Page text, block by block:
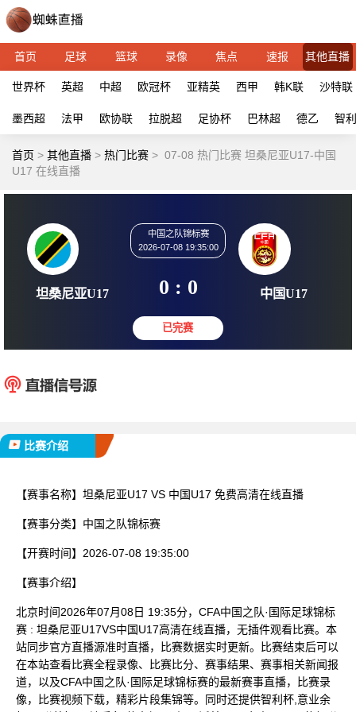
首页 足球 篮球 录像 焦点 速报 其他直播
世界杯 英超 中超 欧冠杯 亚精英 西甲 韩K联 沙特联
墨西超 法甲 欧协联 拉脱超 足协杯 巴林超 德乙 智
首页 > 其他直播 > 热门比赛 > 07-08 热门比赛 坦桑尼亚U17-中国
U17 在线直播
中国之队锦标赛
2026-07-08 19:35:00
0 : 0
比赛介绍
【赛事名称】 坦桑尼亚U17 VS 中国U17 免费高清在线直播
【赛事分类】 中国之队锦标赛
【开赛时间】 2026-07-08 19:35:00
【赛事介绍】
北京时间2026年07月08日 19:35分，CFA中国之队·国际足球锦标
赛 : 坦桑尼亚U17VS中国U17高清在线直播，无插件观看比赛。本
站同步官方直播源准时直播，比赛数据实时更新。比赛结束后可以
在本站查看比赛全程录像、比赛比分、赛事结果、赛事相关新闻报
道，以及CFA中国之队·国际足球锦标赛的最新赛事直播，比赛录
像，比赛视频下载，精彩片段集锦等。同时还提供智利杯,意业余